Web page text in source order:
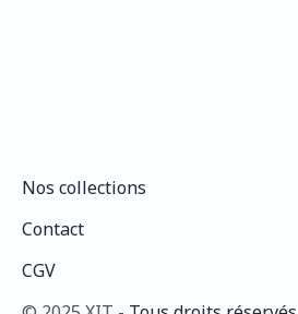
Nos collections
Contact
CGV